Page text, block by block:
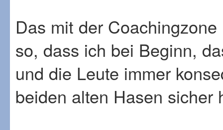
Das mit der
so, dass ich bei Beginn,
und die Leute immer
beiden alten Hasen